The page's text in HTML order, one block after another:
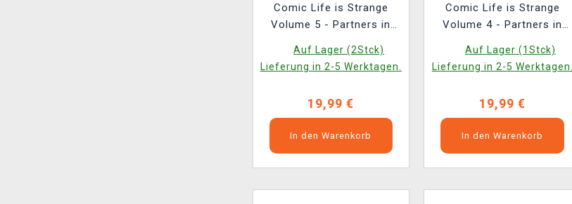
Comic Life is Strange
Volume 5 - Partners in
Auf Lager (2Stck)
Lieferung in 2-5 Werktagen.
19,99 €
In den Warenkorb
Comic Life is Strange
Volume 4 - Partners in
Auf Lager (1Stck)
Lieferung in 2-5 Werktagen.
19,99 €
In den Warenkorb